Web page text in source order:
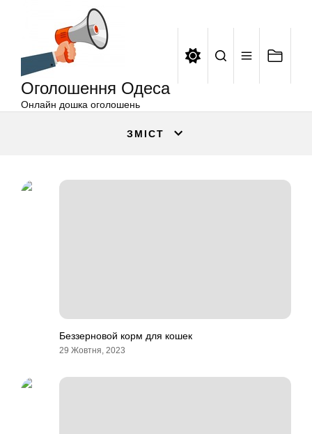
Оголошення Одеса
Онлайн дошка оголошень
ЗМІСТ
Беззерновой корм для кошек
29 Жовтня, 2023